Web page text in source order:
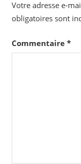
Votre adresse e-
obligatoires sont
Commentaire *